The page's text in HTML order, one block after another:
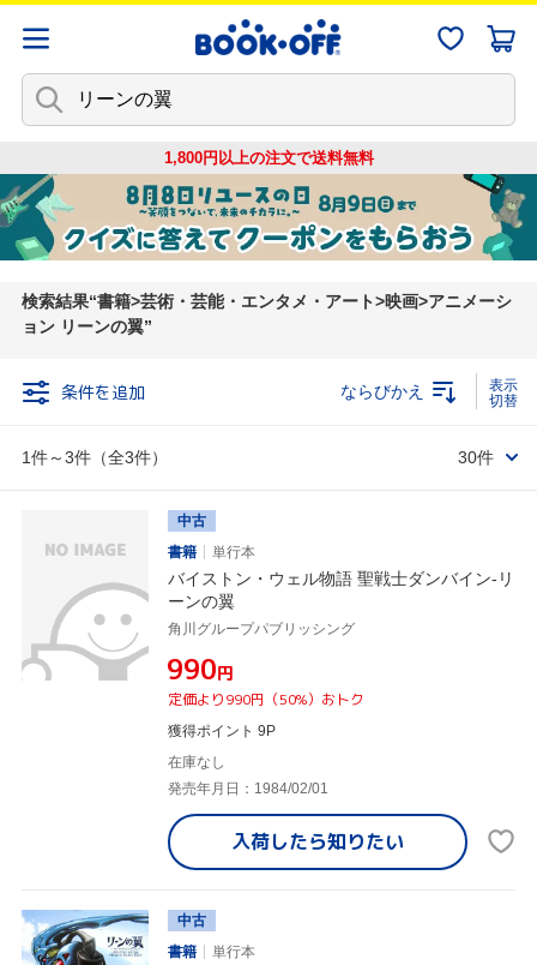
1,800円以上の注文で送料無料
検索結果 書籍>芸術・芸能・エンタメ・アート>映画>アニメーシ
ョン リーンの翼
条件を追加
1件～3件（全3件）
ならびかえ
30件
中古
書籍
単行本
バイストン・ウェル物語 聖戦士ダンバイン-リ
ーンの翼
角川グループパブリッシング
¥990円
定価より990円（50%）おトク
獲得ポイント 9P
在庫なし
発売年月日：1984/02/01
入荷したら知りたい
中古
書籍
単行本